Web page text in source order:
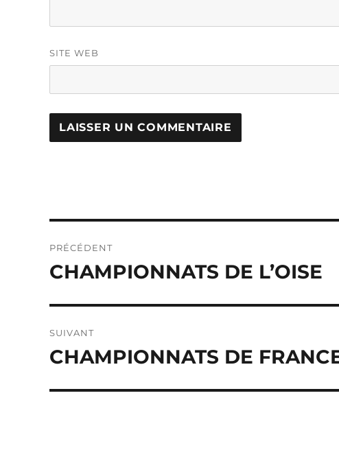
SITE WEB
de
PRÉCÉDENT
Publication
CHAMPIONNATS DE L’OISE
SUIVANT
Publication
CHAMPIONNATS DE